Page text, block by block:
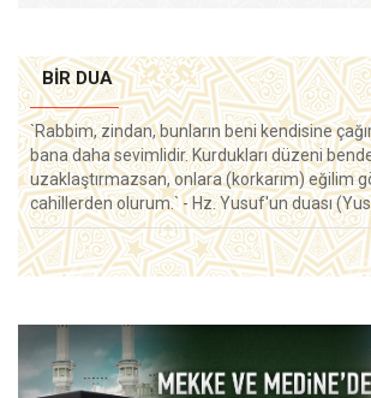
BIR DUA
`Rabbim, zindan, bunların beni kendisine
bana daha sevimlidir. Kurdukları düzeni
uzaklaştırmazsan, onlara (korkarım) eğilim
cahillerden olurum.` - Hz. Yusuf'un duası